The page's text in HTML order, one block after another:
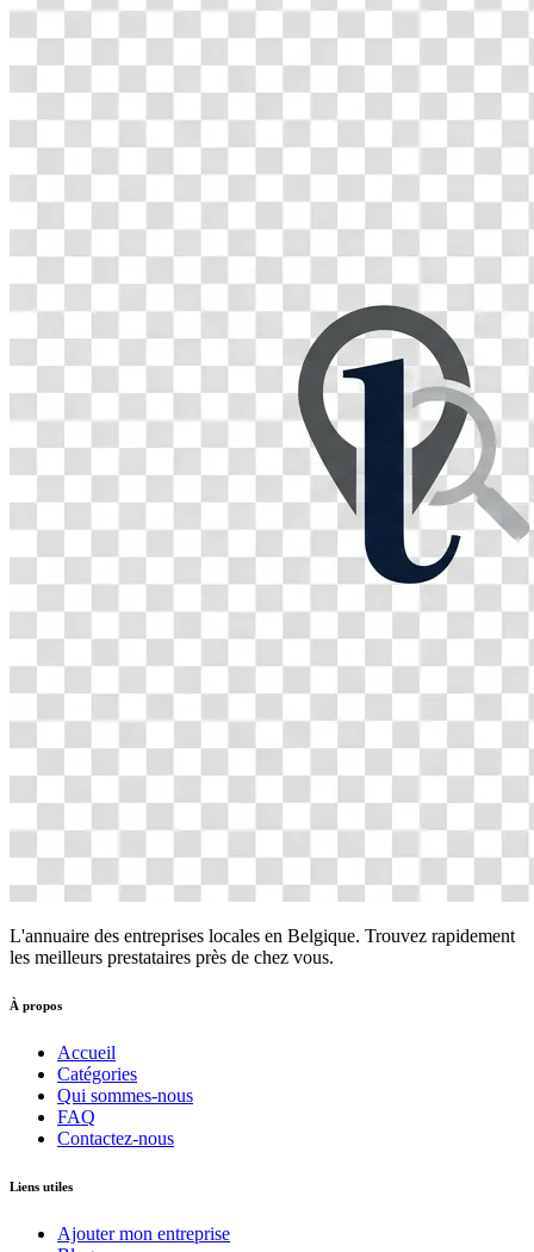
L'annuaire des entreprises locales en Belgique. Trouvez rapidement
les meilleurs prestataires près de chez vous.
À propos
Accueil
Catégories
Qui sommes-nous
FAQ
Contactez-nous
Liens utiles
Ajouter mon entreprise